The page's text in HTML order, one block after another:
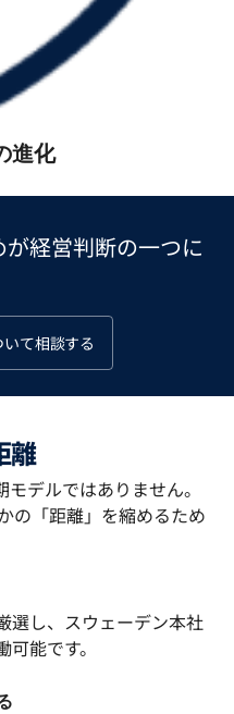
進化
経営判断の一つに
て相談する
離
デルではありません。
の「距離」を縮めるため
選し、スウェーデン本社
能です。